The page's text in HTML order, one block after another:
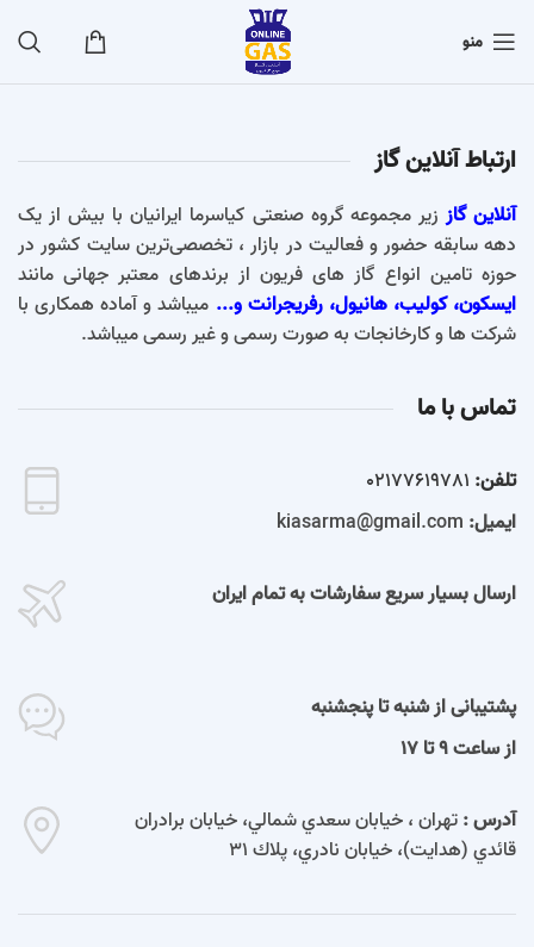
منو
ارتباط آنلاین گاز
آنلاین گاززیر مجموعه گروه صنعتی کیاسرما ایرانیان با بیش از یک
دهه سابقه حضور و فعالیت در بازار ، تخصصی‌ترین سایت کشور در
حوزه تامین انواع گاز های فریون از برندهای معتبر جهانی مانند
ایسکون، کولیب، هانیول، رفریجرانت و... میباشد و آماده همکاری با
شرکت ها و کارخانجات به صورت رسمی و غیر رسمی میباشد.
تماس با ما
تلفن: 02177619781
ایمیل: kiasarma@gmail.com
ارسال بسیار سریع سفارشات به تمام ایران
پشتیبانی از شنبه تا پنجشنبه
از ساعت 9 تا 17
آدرس :تهران ، خيابان سعدي شمالي، خيابان برادران
قائدي (هدايت)، خيابان نادري، پلاك 31